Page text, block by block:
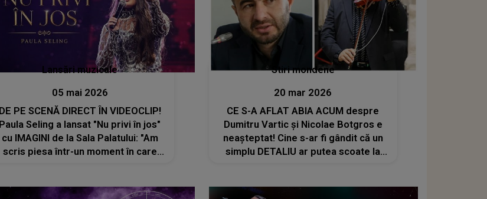
Lansări muzicale
05 mai 2026
DE PE SCENĂ DIRECT ÎN VIDEOCLIP!
Paula Seling a lansat "Nu privi în jos"
cu IMAGINI de la Sala Palatului: "Am
scris piesa într-un moment în care
Simțeam că..."
Stiri mondene
20 mar 2026
CE S-A AFLAT ABIA ACUM despre
Dumitru Vartic și Nicolae Botgros e
neașteptat! Cine s-ar fi gândit că un
simplu DETALIU ar putea scoate la